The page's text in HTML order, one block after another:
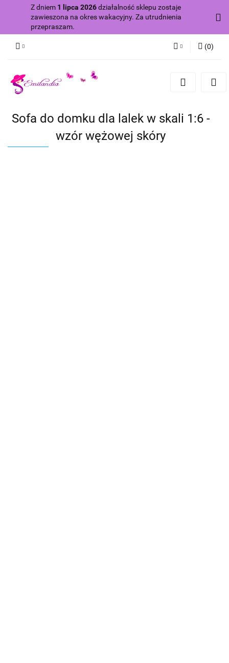
Z dniem 1 lipca 2026działalność sklepu zostaje
zawieszona na okres wakacyjny. Za utrudnienia
przepraszam.
Zgody cookies
(0)
Sofa do domku dla lalek w skali 1:6 -
wzór wężowej skóry